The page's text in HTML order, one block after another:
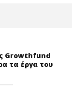
Growthfund
τα έργα του